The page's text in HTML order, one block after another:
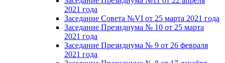
2021 года
Заседание Совета №VI от 25 марта 2021 года
Заседание Президиума № 10 от 25 марта
2021 года
Заседание Президиума № 9 от 26 февраля
2021 года